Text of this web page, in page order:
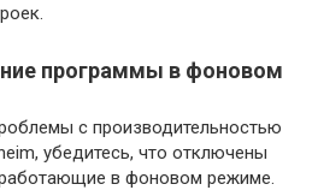
программы в фоновом
с производительностью
убедитесь, что отключены
в фоновом режиме.